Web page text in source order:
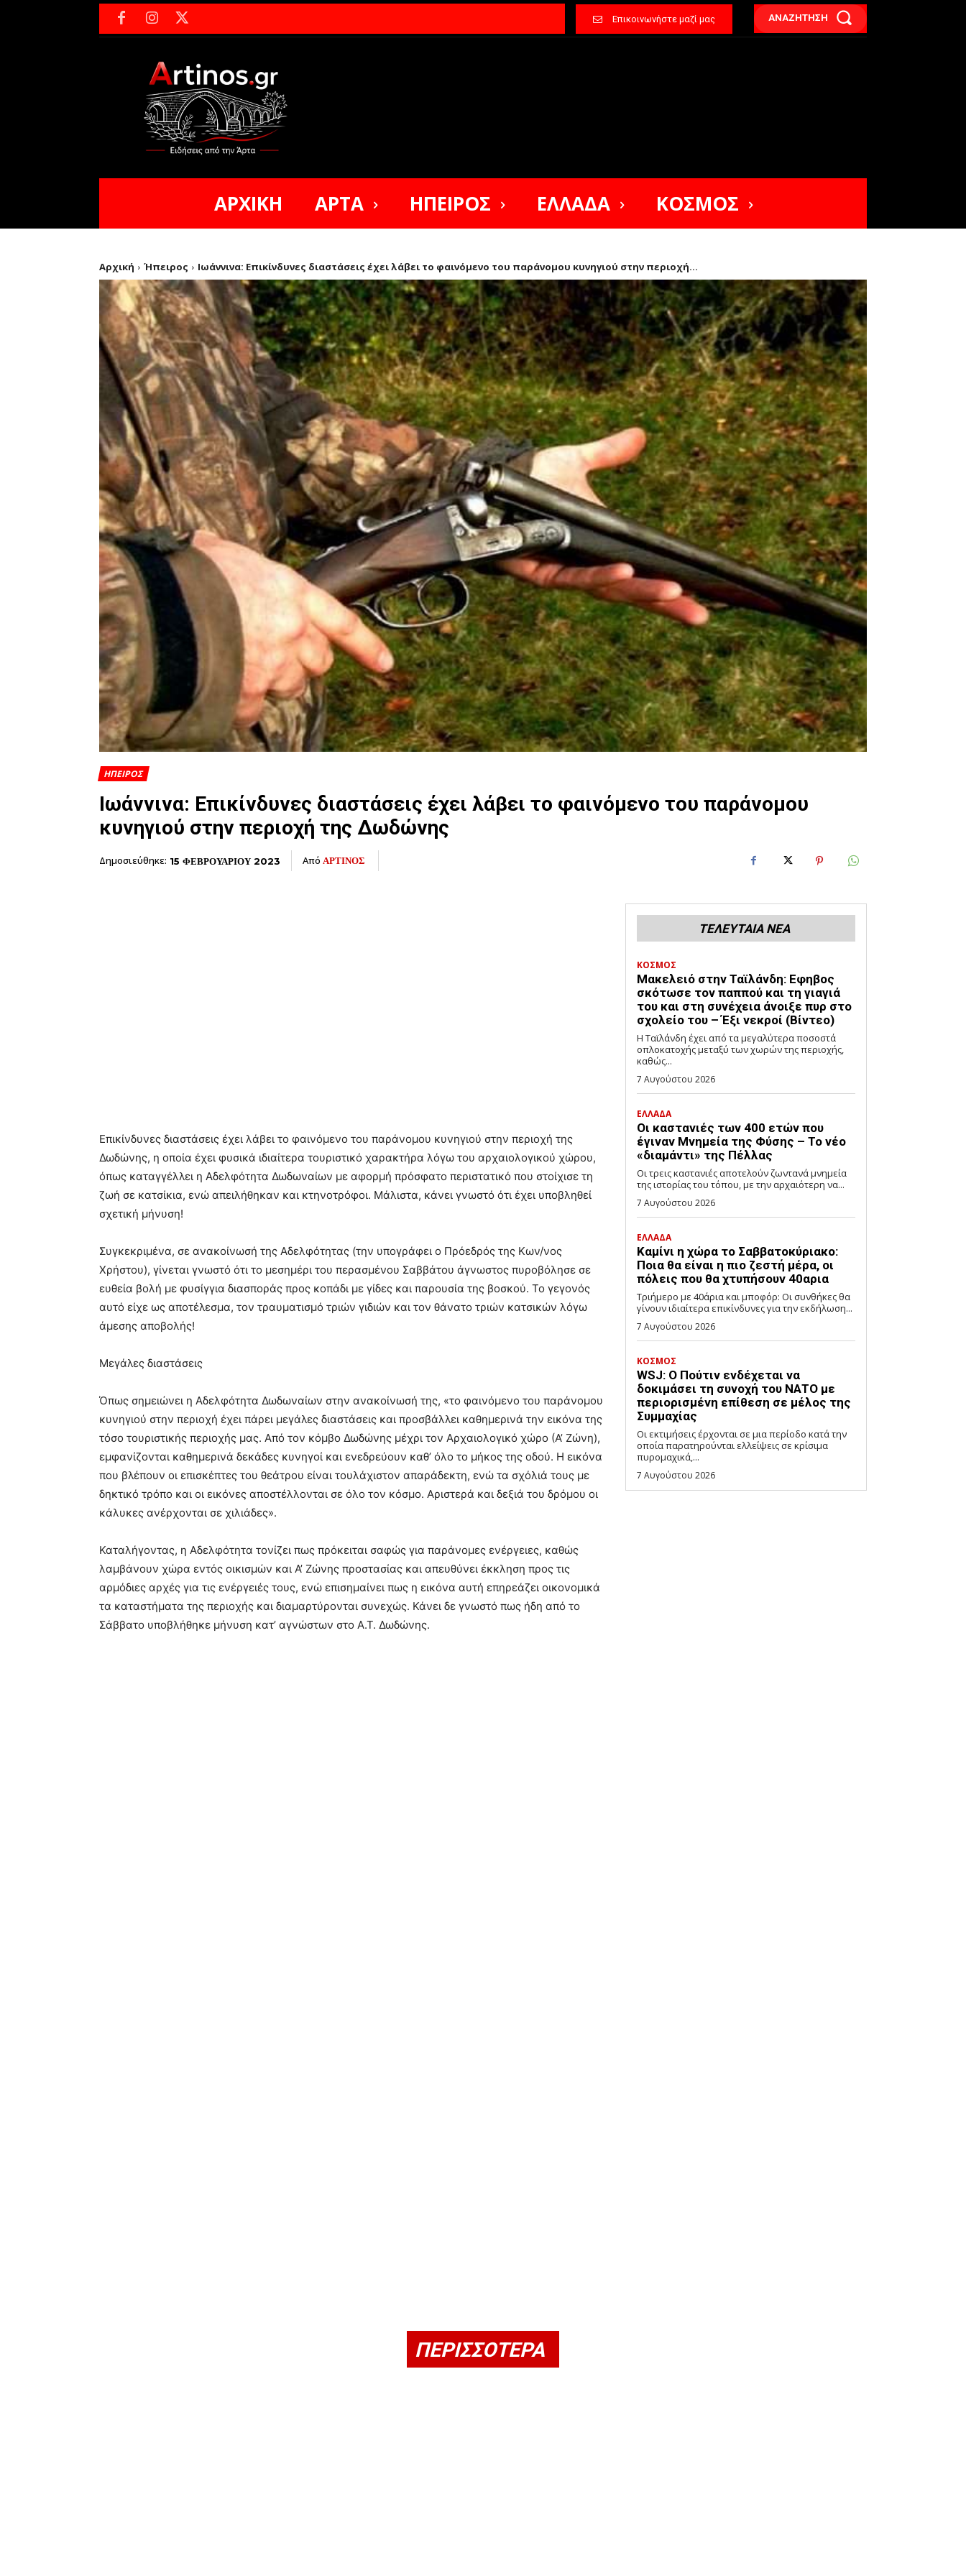
Επικοινωνήστε μαζί μας ΑΝΑΖΗΤΗΣΗ
ΑΡΧΙΚΗ ΑΡΤΑ ΗΠΕΙΡΟΣ ΕΛΛΑΔΑ ΚΟΣΜΟΣ
Αρχική Ήπειρος Ιωάννινα: Επικίνδυνες διαστάσεις έχει λάβει το φαινόμενο του παράνομου κυνηγιού στην περιοχή...
ΗΠΕΙΡΟΣ
Ιωάννινα: Επικίνδυνες διαστάσεις έχει λάβει το φαινόμενο του παράνομου
κυνηγιού στην περιοχή της Δωδώνης
Δημοσιεύθηκε: 15 ΦΕΒΡΟΥΑΡΙΟΥ 2023 Από ΑΡΤΙΝΟΣ
Επικίνδυνες διαστάσεις έχει λάβει το φαινόμενο του παράνομου κυνηγιού στην περιοχή της
Δωδώνης, η οποία έχει φυσικά ιδιαίτερα τουριστικό χαρακτήρα λόγω του αρχαιολογικού χώρου,
όπως καταγγέλλει η Αδελφότητα Δωδωναίων με αφορμή πρόσφατο περιστατικό που στοίχισε τη
ζωή σε κατσίκια, ενώ απειλήθηκαν και κτηνοτρόφοι. Μάλιστα, κάνει γνωστό ότι έχει υποβληθεί
σχετική μήνυση!
Συγκεκριμένα, σε ανακοίνωσή της Αδελφότητας (την υπογράφει ο Πρόεδρός της Κων/νος
Χρήστου), γίνεται γνωστό ότι το μεσημέρι του περασμένου Σαββάτου άγνωστος πυροβόλησε σε
ευθεία βολή με φυσίγγια διασποράς προς κοπάδι με γίδες και παρουσία της βοσκού. Το γεγονός
αυτό είχε ως αποτέλεσμα, τον τραυματισμό τριών γιδιών και τον θάνατο τριών κατσικών λόγω
άμεσης αποβολής!
Μεγάλες διαστάσεις
Όπως σημειώνει η Αδελφότητα Δωδωναίων στην ανακοίνωσή της, «το φαινόμενο του παράνομου
κυνηγιού στην περιοχή έχει πάρει μεγάλες διαστάσεις και προσβάλλει καθημερινά την εικόνα της
τόσο τουριστικής περιοχής μας. Από τον κόμβο Δωδώνης μέχρι τον Αρχαιολογικό χώρο (Α’ Ζώνη),
εμφανίζονται καθημερινά δεκάδες κυνηγοί και ενεδρεύουν καθ’ όλο το μήκος της οδού. Η εικόνα
που βλέπουν οι επισκέπτες του θεάτρου είναι τουλάχιστον απαράδεκτη, ενώ τα σχόλιά τους με
δηκτικό τρόπο και οι εικόνες αποστέλλονται σε όλο τον κόσμο. Αριστερά και δεξιά του δρόμου οι
κάλυκες ανέρχονται σε χιλιάδες».
Καταλήγοντας, η Αδελφότητα τονίζει πως πρόκειται σαφώς για παράνομες ενέργειες, καθώς
λαμβάνουν χώρα εντός οικισμών και Α’ Ζώνης προστασίας και απευθύνει έκκληση προς τις
αρμόδιες αρχές για τις ενέργειές τους, ενώ επισημαίνει πως η εικόνα αυτή επηρεάζει οικονομικά
τα καταστήματα της περιοχής και διαμαρτύρονται συνεχώς. Κάνει δε γνωστό πως ήδη από το
Σάββατο υποβλήθηκε μήνυση κατ’ αγνώστων στο Α.Τ. Δωδώνης.
ΤΕΛΕΥΤΑΙΑ ΝΕΑ
ΚΟΣΜΟΣ
Μακελειό στην Ταϊλάνδη: Εφηβος
σκότωσε τον παππού και τη γιαγιά
του και στη συνέχεια άνοιξε πυρ στο
σχολείο του – Έξι νεκροί (Βίντεο)
Η Ταϊλάνδη έχει από τα μεγαλύτερα ποσοστά
οπλοκατοχής μεταξύ των χωρών της περιοχής,
καθώς...
7 Αυγούστου 2026
ΕΛΛΑΔΑ
Οι καστανιές των 400 ετών που
έγιναν Μνημεία της Φύσης – Το νέο
«διαμάντι» της Πέλλας
Οι τρεις καστανιές αποτελούν ζωντανά μνημεία
της ιστορίας του τόπου, με την αρχαιότερη να...
7 Αυγούστου 2026
ΕΛΛΑΔΑ
Καμίνι η χώρα το Σαββατοκύριακο:
Ποια θα είναι η πιο ζεστή μέρα, οι
πόλεις που θα χτυπήσουν 40αρια
Τριήμερο με 40άρια και μποφόρ: Οι συνθήκες θα
γίνουν ιδιαίτερα επικίνδυνες για την εκδήλωση...
7 Αυγούστου 2026
ΚΟΣΜΟΣ
WSJ: Ο Πούτιν ενδέχεται να
δοκιμάσει τη συνοχή του ΝΑΤΟ με
περιορισμένη επίθεση σε μέλος της
Συμμαχίας
Οι εκτιμήσεις έρχονται σε μια περίοδο κατά την
οποία παρατηρούνται ελλείψεις σε κρίσιμα
πυρομαχικά,...
7 Αυγούστου 2026
ΠΕΡΙΣΣΟΤΕΡΑ